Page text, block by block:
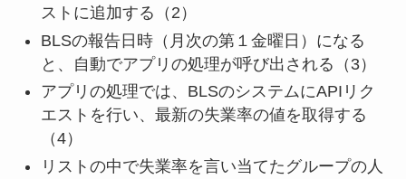
ストに追加する（2）
BLSの報告日時（月次の第１金曜日）になる
と、自動でアプリの処理が呼び出される（3）
アプリの処理では、BLSのシステムにAPIリク
エストを行い、最新の失業率の値を取得する
（4）
リストの中で失業率を言い当てたグループの人